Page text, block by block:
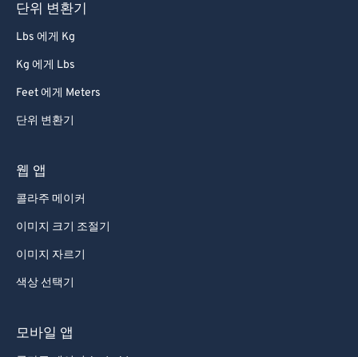
단위 변환기
Lbs 에게 Kg
Kg 에게 Lbs
Feet 에게 Meters
단위 변환기
웹 앱
콜라주 메이커
이미지 크기 조절기
이미지 자르기
색상 선택기
모바일 앱